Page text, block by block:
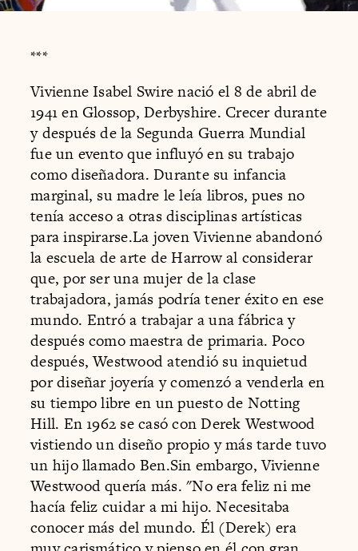
***
Vivienne Isabel Swire nació el 8 de abril de
1941 en Glossop, Derbyshire. Crecer durante
y después de la Segunda Guerra Mundial
fue un evento que influyó en su trabajo
como diseñadora. Durante su infancia
marginal, su madre le leía libros, pues no
tenía acceso a otras disciplinas artísticas
para inspirarse.La joven Vivienne abandonó
la escuela de arte de Harrow al considerar
que, por ser una mujer de la clase
trabajadora, jamás podría tener éxito en ese
mundo. Entró a trabajar a una fábrica y
después como maestra de primaria. Poco
después, Westwood atendió su inquietud
por diseñar joyería y comenzó a venderla en
su tiempo libre en un puesto de Notting
Hill. En 1962 se casó con Derek Westwood
vistiendo un diseño propio y más tarde tuvo
un hijo llamado Ben.Sin embargo, Vivienne
Westwood quería más. "No era feliz ni me
hacía feliz cuidar a mi hijo. Necesitaba
conocer más del mundo. Él (Derek) era